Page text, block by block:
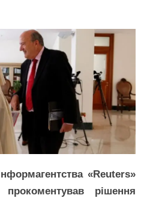
«Reuters»
рішення